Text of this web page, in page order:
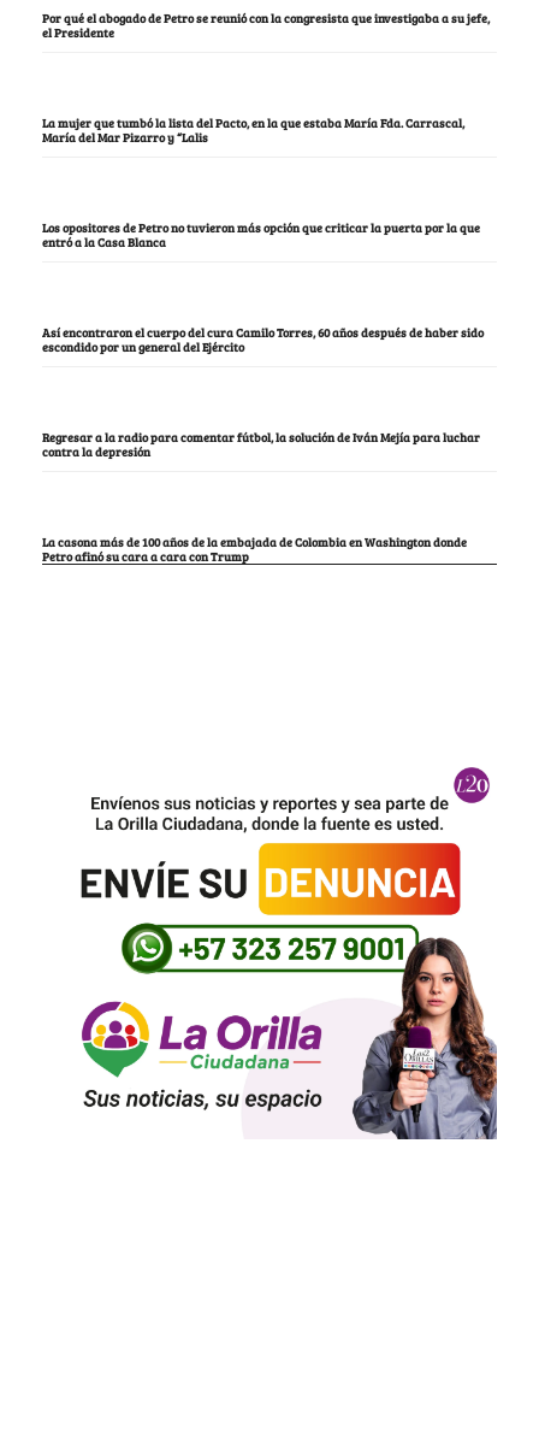
Por qué el abogado de Petro se reunió con la congresista que investigaba a su jefe,
el Presidente
La mujer que tumbó la lista del Pacto, en la que estaba María Fda. Carrascal,
María del Mar Pizarro y “Lalis
Los opositores de Petro no tuvieron más opción que criticar la puerta por la que
entró a la Casa Blanca
Así encontraron el cuerpo del cura Camilo Torres, 60 años después de haber sido
escondido por un general del Ejército
Regresar a la radio para comentar fútbol, la solución de Iván Mejía para luchar
contra la depresión
La casona más de 100 años de la embajada de Colombia en Washington donde
Petro afinó su cara a cara con Trump